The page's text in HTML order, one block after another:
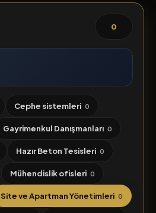
0
Cephe sistemleri 0
Gayrimenkul Danışmanları 0
Hazır Beton Tesisleri 0
Mühendislik ofisleri 0
Site ve Apartman Yönetimleri 0